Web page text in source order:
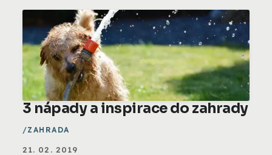
3 nápady a inspirace do zahrady
ZAHRADA
21. 02. 2019